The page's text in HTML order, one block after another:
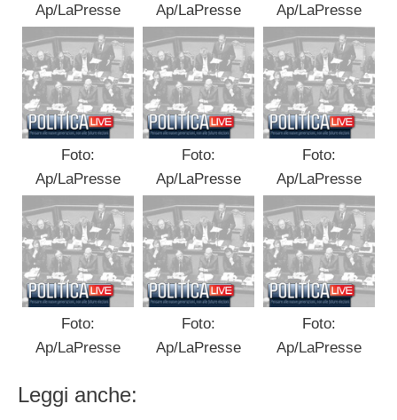
Ap/LaPresse
Ap/LaPresse
Ap/LaPresse
Foto:
Ap/LaPresse
Foto:
Ap/LaPresse
Foto:
Ap/LaPresse
Foto:
Ap/LaPresse
Foto:
Ap/LaPresse
Foto:
Ap/LaPresse
Leggi anche: